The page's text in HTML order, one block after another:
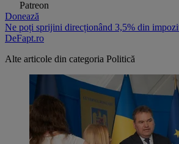
Patreon
Donează
Ne poți sprijini direcționând 3,5% din
DeFapt.ro
Alte articole din categoria Politică